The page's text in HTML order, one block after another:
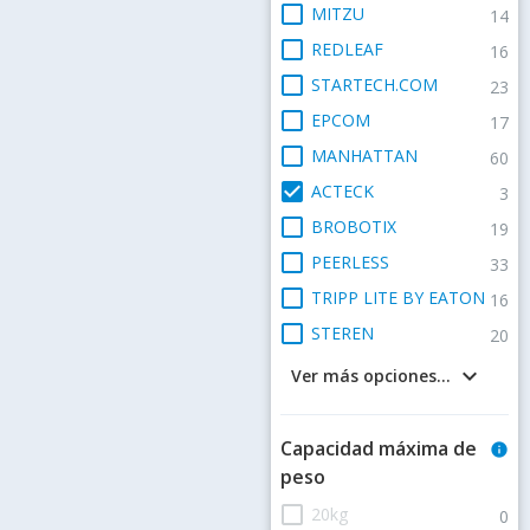
check_box_outline_blank MITZU 14
check_box_outline_blank REDLEAF 16
check_box_outline_blank STARTECH.COM 23
check_box_outline_blank EPCOM 17
check_box_outline_blank MANHATTAN 60
check_box ACTECK 3
check_box_outline_blank BROBOTIX 19
check_box_outline_blank PEERLESS 33
check_box_outline_blank TRIPP LITE BY EATON 16
check_box_outline_blank STEREN 20
keyboard_arrow_down
Ver más opciones...
Capacidad máxima de
peso
info
check_box_outline_blank 20kg 0